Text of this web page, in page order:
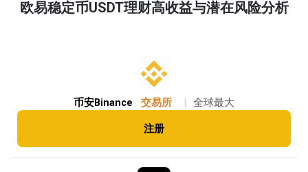
最
欧易稳定币USDT理财高收益与潜在风险分析
币安Binance 交易所 全球最大
注册